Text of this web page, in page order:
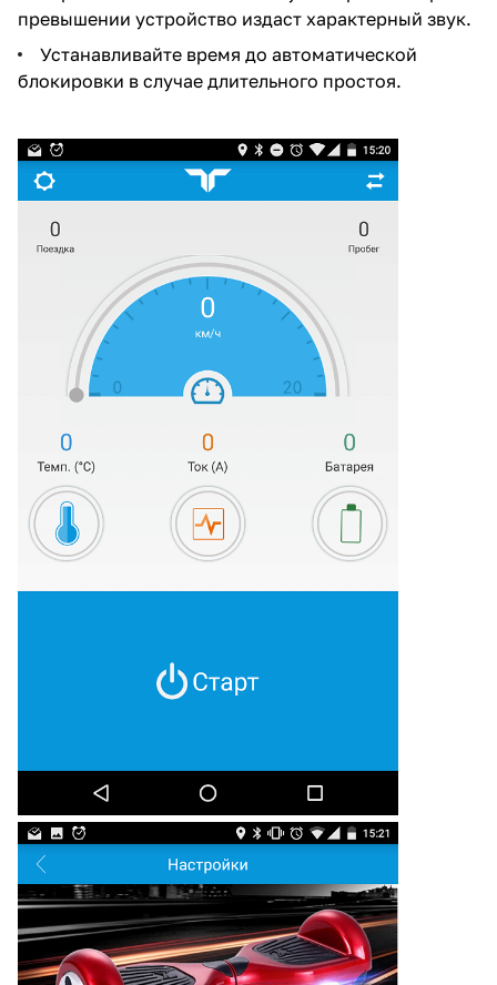
превышении устройство издаст характерный звук.
Устанавливайте время до автоматической
блокировки в случае длительного простоя.